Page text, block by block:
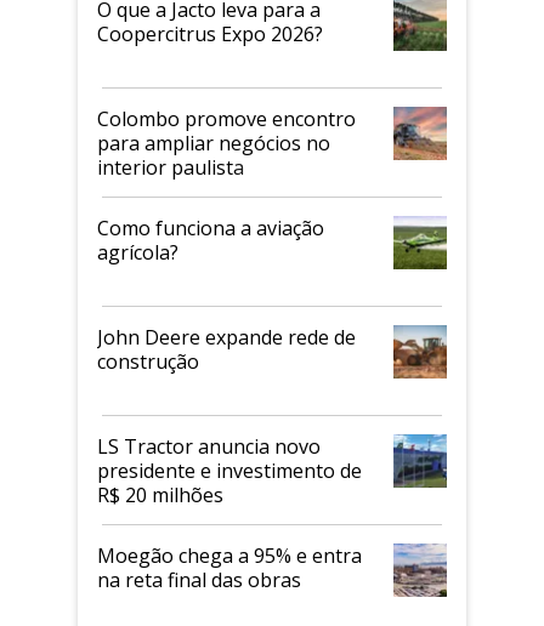
O que a Jacto leva para a
Coopercitrus Expo 2026?
Colombo promove encontro
para ampliar negócios no
interior paulista
Como funciona a aviação
agrícola?
John Deere expande rede de
construção
LS Tractor anuncia novo
presidente e investimento de
R$ 20 milhões
Moegão chega a 95% e entra
na reta final das obras